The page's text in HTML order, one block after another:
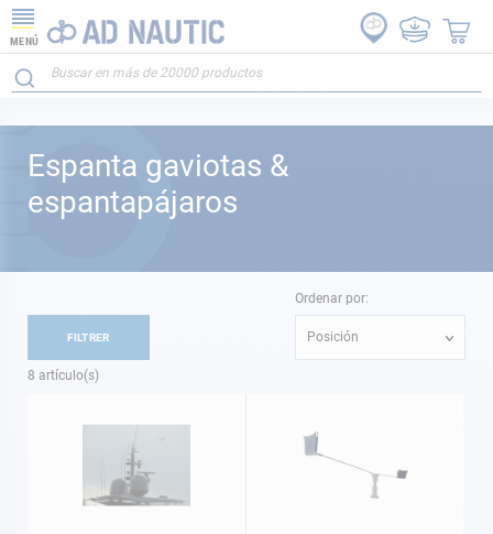
MENÚ
Espanta gaviotas &
espantapájaros
8 artículo(s)
Ordenar por:
Posición
FILTRER